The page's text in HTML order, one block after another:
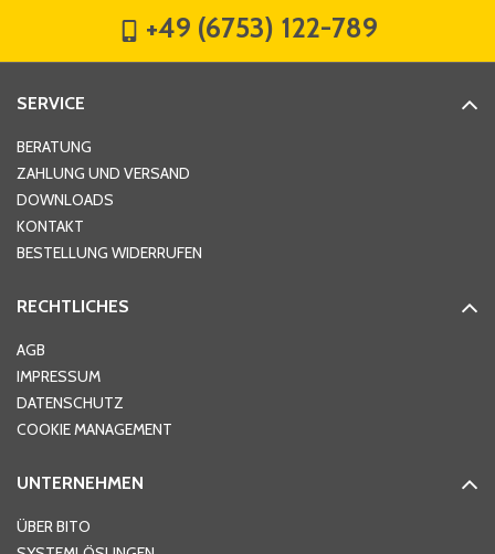
Hausnummer
Ort*
Telefon
+49 (6753) 122-789
SERVICE
BERATUNG
ZAHLUNG UND VERSAND
DOWNLOADS
KONTAKT
BESTELLUNG WIDERRUFEN
RECHTLICHES
AGB
IMPRESSUM
DATENSCHUTZ
COOKIE MANAGEMENT
UNTERNEHMEN
ÜBER BITO